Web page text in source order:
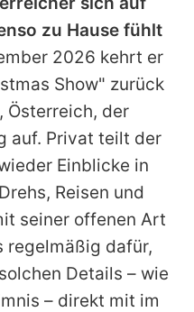
zu Hause fühlt
2026 kehrt er
Show" zurück
Österreich, der
auf. Privat teilt der
Einblicke in
Reisen und
seiner offenen Art
regelmäßig dafür,
Details – wie
– direkt mit im